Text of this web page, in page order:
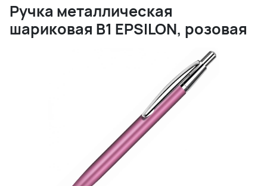
Ручка металлическая
шариковая B1 EPSILON, розовая